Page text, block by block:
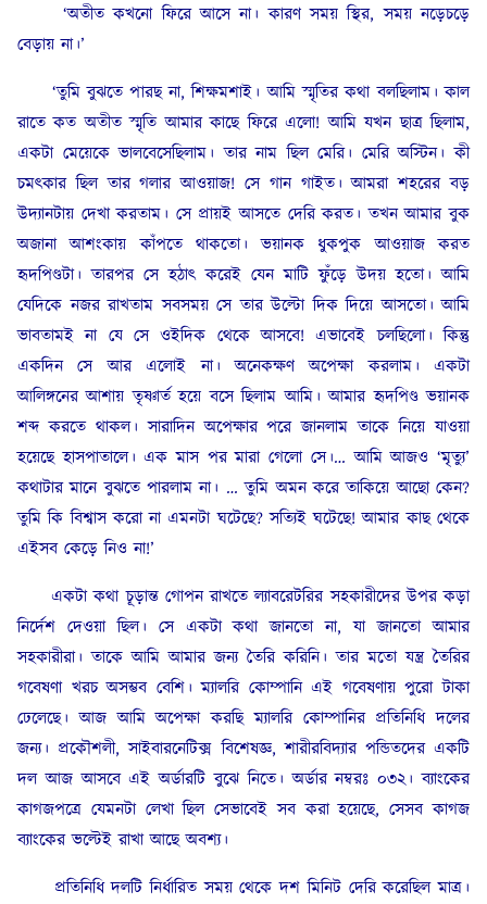
‘অতীত কখনো ফিরে আসে না। কারণ সময় স্থির, সময় নড়েচড়ে
বেড়ায় না।’
‘তুমি বুঝতে পারছ না, শিক্ষমশাই। আমি স্মৃতির কথা বলছিলাম। কাল
রাতে কত অতীত স্মৃতি আমার কাছে ফিরে এলো! আমি যখন ছাত্র ছিলাম,
একটা মেয়েকে ভালবেসেছিলাম। তার নাম ছিল মেরি। মেরি অস্টিন। কী
চমৎকার ছিল তার গলার আওয়াজ! সে গান গাইত। আমরা শহরের বড়
উদ্যানটায় দেখা করতাম। সে প্রায়ই আসতে দেরি করত। তখন আমার বুক
অজানা আশংকায় কাঁপতে থাকতো। ভয়ানক ধুকপুক আওয়াজ করত
হৃদপিণ্ডটা। তারপর সে হঠাৎ করেই যেন মাটি ফুঁড়ে উদয় হতো। আমি
যেদিকে নজর রাখতাম সবসময় সে তার উল্টো দিক দিয়ে আসতো। আমি
ভাবতামই না যে সে ওইদিক থেকে আসবে! এভাবেই চলছিলো। কিন্তু
একদিন সে আর এলোই না। অনেকক্ষণ অপেক্ষা করলাম। একটা
আলিঙ্গনের আশায় তৃষ্ণার্ত হয়ে বসে ছিলাম আমি। আমার হৃদপিণ্ড ভয়ানক
শব্দ করতে থাকল। সারাদিন অপেক্ষার পরে জানলাম তাকে নিয়ে যাওয়া
হয়েছে হাসপাতালে। এক মাস পর মারা গেলো সে।… আমি আজও ‘মৃত্যু’
কথাটার মানে বুঝতে পারলাম না। … তুমি অমন করে তাকিয়ে আছো কেন?
তুমি কি বিশ্বাস করো না এমনটা ঘটেছে? সত্যিই ঘটেছে! আমার কাছ থেকে
এইসব কেড়ে নিও না!’
একটা কথা চূড়ান্ত গোপন রাখতে ল্যাবরেটরির সহকারীদের উপর কড়া
নির্দেশ দেওয়া ছিল। সে একটা কথা জানতো না, যা জানতো আমার
সহকারীরা। তাকে আমি আমার জন্য তৈরি করিনি। তার মতো যন্ত্র তৈরির
গবেষণা খরচ অসম্ভব বেশি। ম্যালরি কোম্পানি এই গবেষণায় পুরো টাকা
ঢেলেছে। আজ আমি অপেক্ষা করছি ম্যালরি কোম্পানির প্রতিনিধি দলের
জন্য। প্রকৌশলী, সাইবারনেটিক্স বিশেষজ্ঞ, শারীরবিদ্যার পন্ডিতদের একটি
দল আজ আসবে এই অর্ডারটি বুঝে নিতে। অর্ডার নম্বরঃ ০৩২। ব্যাংকের
কাগজপত্রে যেমনটা লেখা ছিল সেভাবেই সব করা হয়েছে, সেসব কাগজ
ব্যাংকের ভল্টেই রাখা আছে অবশ্য।
প্রতিনিধি দলটি নির্ধারিত সময় থেকে দশ মিনিট দেরি করেছিল মাত্র।